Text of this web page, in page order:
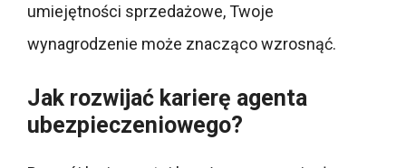
umiejętności sprzedażowe, Twoje
wynagrodzenie może znacząco wzrosnąć.
Jak rozwijać karierę agenta
ubezpieczeniowego?